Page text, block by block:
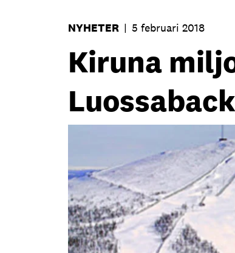
NYHETER | 5 februari 2018
Kiruna